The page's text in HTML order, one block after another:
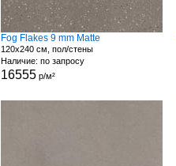
Fog Flakes 9 mm Matte
120x240 см, пол/стены
Наличие: по запросу
16555р/м²